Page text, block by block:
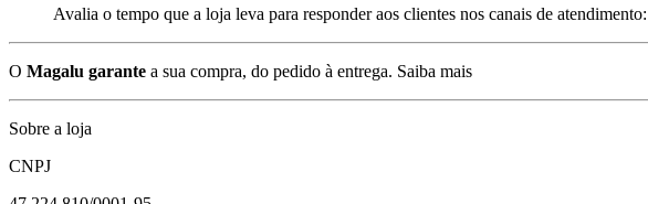
Avalia o tempo que a loja leva para responder aos clientes nos canais de
O Magalu garante a sua compra, do pedido à entrega. Saiba mais
Sobre a loja
CNPJ